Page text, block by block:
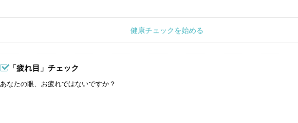
健康チェックを始める
「疲れ目」チェック
あなたの眼、お疲れではないですか？